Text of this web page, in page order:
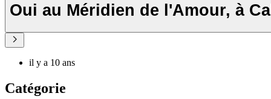
Oui au Méridien de l'Amour, à
il y a 10 ans
Catégorie